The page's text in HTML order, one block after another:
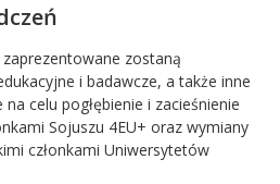
zostaną
i badawcze, a także inne
celu pogłębienie i zacieśnienie
Sojuszu 4EU+ oraz wymiany
członkami Uniwersytetów